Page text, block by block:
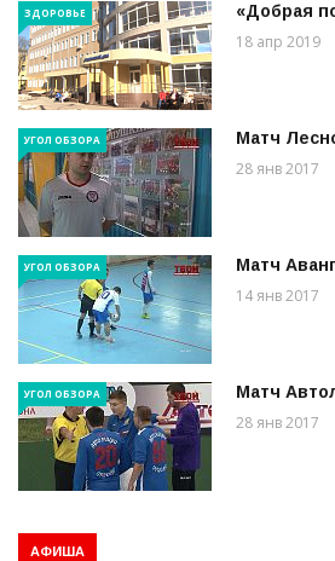
ЗДОРОВЬЕ «Добрая
18 апр 2019
УГОЛ ОБЗОРА Матч
28 янв 2017
УГОЛ ОБЗОРА Матч
14 янв 2017
УГОЛ ОБЗОРА Матч
28 янв 2017
АФИША